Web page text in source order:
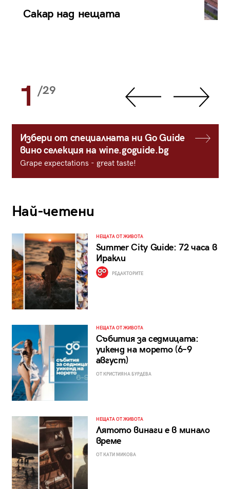
Сакар над нещата
1 /29
Избери от специалната ни Go Guide
вино селекция на wine.goguide.bg
Grape expectations - great taste!
Най-четени
НЕЩАТА ОТ ЖИВОТА
Summer City Guide: 72 часа в
Иракли
РЕДАКТОРИТЕ
НЕЩАТА ОТ ЖИВОТА
Събития за седмицата:
уикенд на морето (6–9
август)
ОТ КРИСТИЯНА БУРДЕВА
НЕЩАТА ОТ ЖИВОТА
Лятото винаги е в минало
време
ОТ КАТИ МИКОВА